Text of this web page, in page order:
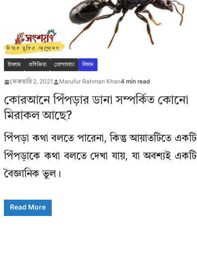
ইসলাম প্রতিক্রিয়া প্রোপাগান্ডা বিজ্ঞান
ফেব্রুয়ারি 2, 2021 Marufur Rahman Khan4 min read
কোরআনে পিঁপড়ার ডানা সম্পর্কিত কোনো
মিরাকল আছে?
পিঁপড়া কথা বলতে পারেনা, কিন্তু আয়াতটিতে একটি
পিঁপড়াকে কথা বলতে দেখা যায়, যা অবশ্যই একটি
বৈজ্ঞানিক ভুল।
Read More